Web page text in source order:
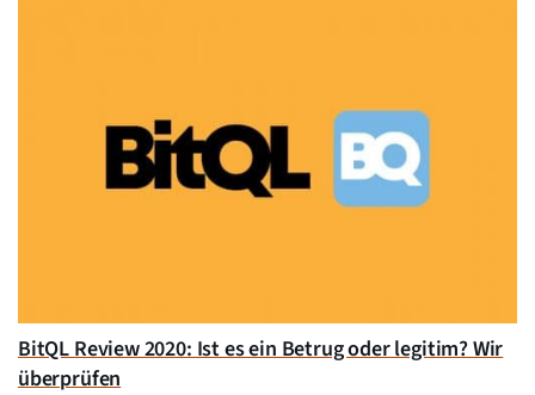
BitQL Review 2020: Ist es ein Betrug oder legitim? Wir
überprüfen